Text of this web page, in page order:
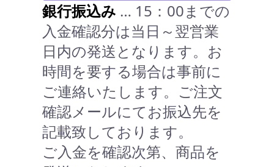
銀行振込み … 15：00までの
入金確認分は当日～翌営業
日内の発送となります。お
時間を要する場合は事前に
ご連絡いたします。ご注文
確認メールにてお振込先を
記載致しております。
ご入金を確認次第、商品を